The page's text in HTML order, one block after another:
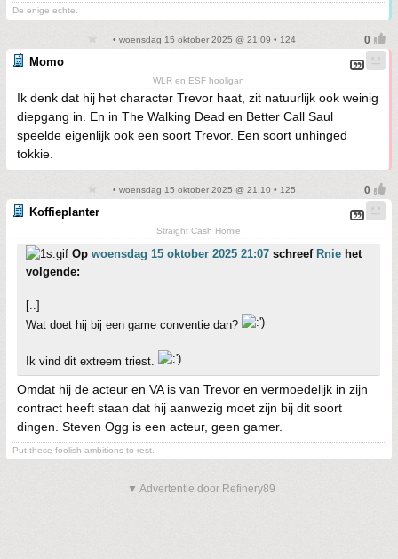
De enige echte.
• woensdag 15 oktober 2025 @ 21:09 • 124
Momo
WLR en ESF hooligan
Ik denk dat hij het character Trevor haat, zit natuurlijk ook weinig
diepgang in. En in The Walking Dead en Better Call Saul
speelde eigenlijk ook een soort Trevor. Een soort unhinged
tokkie.
• woensdag 15 oktober 2025 @ 21:10 • 125
Koffieplanter
Straight Cash Homie
Op woensdag 15 oktober 2025 21:07 schreef Rnie het
volgende:
[..]
Wat doet hij bij een game conventie dan?
Ik vind dit extreem triest.
Omdat hij de acteur en VA is van Trevor en vermoedelijk in zijn
contract heeft staan dat hij aanwezig moet zijn bij dit soort
dingen. Steven Ogg is een acteur, geen gamer.
Put these foolish ambitions to rest.
▼ Advertentie door Refinery89